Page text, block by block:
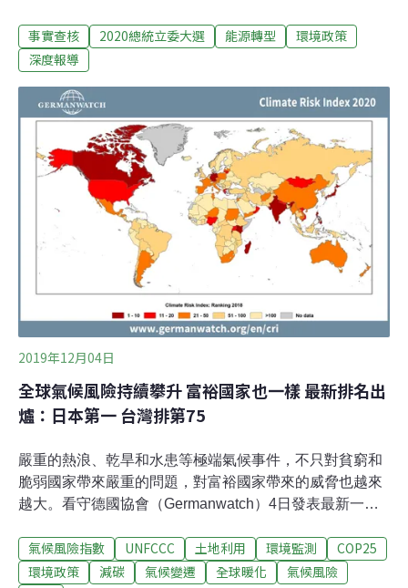
息」、「片面事實」，提供讀者參考。【查核一】蔡英文
表示，我幫你算過，你（韓國瑜）的計畫中，核能要佔
要重啟，還要再蓋核五、再蓋核六。查核結果：片面事
實。說明：韓國瑜國政顧問團提出的能源配比目標為
「2035年乾淨能源達50%」，但至今未提出明確的核電佔
比，我們亦不清楚蔡英文的估算依據，故《環境資訊中
心》於今天辯論會後，詢問副總統候選人張善政查證。張
善政表示，「2035年核能加再生能源50%，我們寫到這
裡，我們可沒有水晶球看到2035年，核能會到25％，這是
蔡英文幫我們發明的。」張善政補充，以他對技術的期
待，「到時候對再生能源會是25%~30
事實查核 2020總統立委大選 能源轉型
環境政策
深度報導
2019年12月04日
全球氣候風險持續攀升 富裕國家也一樣 最新排名出
爐：日本第一 台灣排第75
嚴重的熱浪、乾旱和水患等極端氣候事件，不只對貧窮和
脆弱國家帶來嚴重的問題，對富裕國家帶來的威脅也越來
越大。看守德國協會（Germanwatch）4日發表最新一版
CRI），根據最新排名，2018年的熱浪與乾旱，反而讓像
是日本、德國這類工業化國家受到最大的衝擊。此外，
氣候風險指數 UNFCCC 土地利用 環境監測
COP25
環境政策
減碳 氣候變遷 全球暖化
氣候風險